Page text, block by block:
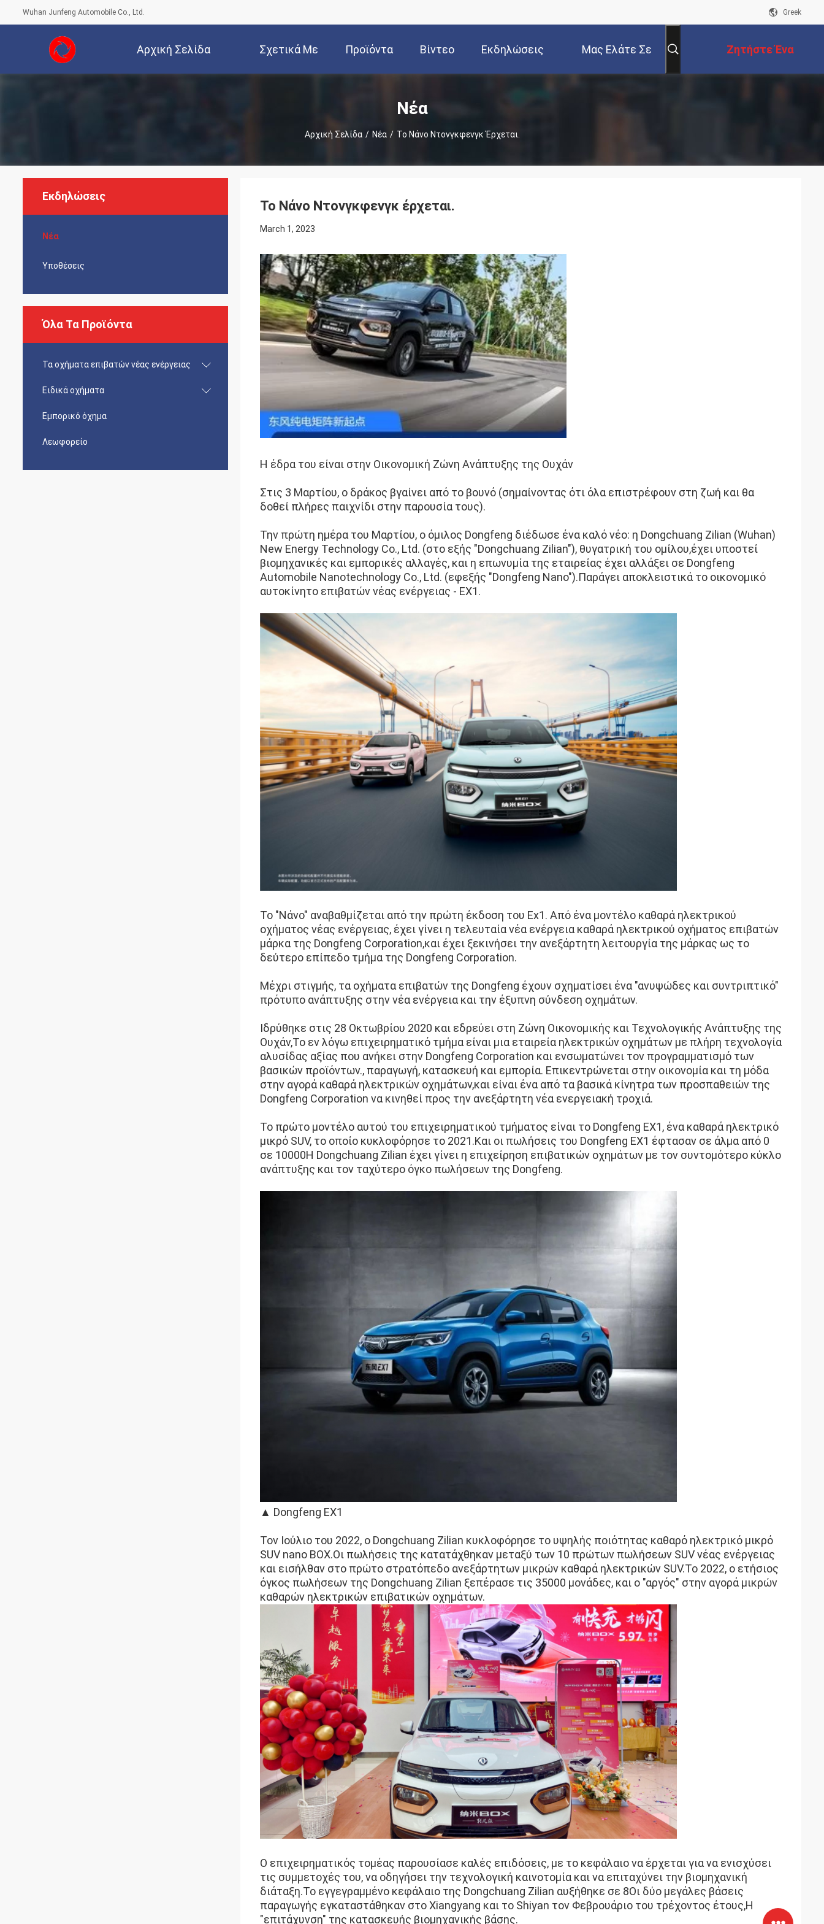
Wuhan Junfeng Automobile Co., Ltd. Greek
Αρχική Σελίδα Σχετικά Με Προϊόντα Βίντεο Εκδηλώσεις Μας Ελάτε Σε Ζητήστε Ένα
Απόσπασμα
Νέα
Αρχική Σελίδα / Νέα / Το Νάνο Ντονγκφενγκ Έρχεται.
Εκδηλώσεις
Νέα
Υποθέσεις
Όλα Τα Προϊόντα
Τα οχήματα επιβατών νέας ενέργειας
Ειδικά οχήματα
Εμπορικό όχημα
Λεωφορείο
Το Νάνο Ντονγκφενγκ έρχεται.
March 1, 2023
Η έδρα του είναι στην Οικονομική Ζώνη Ανάπτυξης της Ουχάν
Στις 3 Μαρτίου, ο δράκος βγαίνει από το βουνό (σημαίνοντας ότι όλα επιστρέφουν στη ζωή και θα
δοθεί πλήρες παιχνίδι στην παρουσία τους).
Την πρώτη ημέρα του Μαρτίου, ο όμιλος Dongfeng διέδωσε ένα καλό νέο: η Dongchuang Zilian (Wuhan)
New Energy Technology Co., Ltd. (στο εξής "Dongchuang Zilian"), θυγατρική του ομίλου,έχει υποστεί
βιομηχανικές και εμπορικές αλλαγές, και η επωνυμία της εταιρείας έχει αλλάξει σε Dongfeng
Automobile Nanotechnology Co., Ltd. (εφεξής "Dongfeng Nano").Παράγει αποκλειστικά το οικονομικό
αυτοκίνητο επιβατών νέας ενέργειας - EX1.
Το "Νάνο" αναβαθμίζεται από την πρώτη έκδοση του Ex1. Από ένα μοντέλο καθαρά ηλεκτρικού
οχήματος νέας ενέργειας, έχει γίνει η τελευταία νέα ενέργεια καθαρά ηλεκτρικού οχήματος επιβατών
μάρκα της Dongfeng Corporation,και έχει ξεκινήσει την ανεξάρτητη λειτουργία της μάρκας ως το
δεύτερο επίπεδο τμήμα της Dongfeng Corporation.
Μέχρι στιγμής, τα οχήματα επιβατών της Dongfeng έχουν σχηματίσει ένα "ανυψώδες και συντριπτικό"
πρότυπο ανάπτυξης στην νέα ενέργεια και την έξυπνη σύνδεση οχημάτων.
Ιδρύθηκε στις 28 Οκτωβρίου 2020 και εδρεύει στη Ζώνη Οικονομικής και Τεχνολογικής Ανάπτυξης της
Ουχάν,Το εν λόγω επιχειρηματικό τμήμα είναι μια εταιρεία ηλεκτρικών οχημάτων με πλήρη τεχνολογία
αλυσίδας αξίας που ανήκει στην Dongfeng Corporation και ενσωματώνει τον προγραμματισμό των
βασικών προϊόντων., παραγωγή, κατασκευή και εμπορία. Επικεντρώνεται στην οικονομία και τη μόδα
στην αγορά καθαρά ηλεκτρικών οχημάτων,και είναι ένα από τα βασικά κίνητρα των προσπαθειών της
Dongfeng Corporation να κινηθεί προς την ανεξάρτητη νέα ενεργειακή τροχιά.
Το πρώτο μοντέλο αυτού του επιχειρηματικού τμήματος είναι το Dongfeng EX1, ένα καθαρά ηλεκτρικό
μικρό SUV, το οποίο κυκλοφόρησε το 2021.Και οι πωλήσεις του Dongfeng EX1 έφτασαν σε άλμα από 0
σε 10000Η Dongchuang Zilian έχει γίνει η επιχείρηση επιβατικών οχημάτων με τον συντομότερο κύκλο
ανάπτυξης και τον ταχύτερο όγκο πωλήσεων της Dongfeng.
▲ Dongfeng EX1
Τον Ιούλιο του 2022, ο Dongchuang Zilian κυκλοφόρησε το υψηλής ποιότητας καθαρό ηλεκτρικό μικρό
SUV nano BOX.Οι πωλήσεις της κατατάχθηκαν μεταξύ των 10 πρώτων πωλήσεων SUV νέας ενέργειας
και εισήλθαν στο πρώτο στρατόπεδο ανεξάρτητων μικρών καθαρά ηλεκτρικών SUV.Το 2022, ο ετήσιος
όγκος πωλήσεων της Dongchuang Zilian ξεπέρασε τις 35000 μονάδες, και ο "αργός" στην αγορά μικρών
καθαρών ηλεκτρικών επιβατικών οχημάτων.
Ο επιχειρηματικός τομέας παρουσίασε καλές επιδόσεις, με το κεφάλαιο να έρχεται για να ενισχύσει
τις συμμετοχές του, να οδηγήσει την τεχνολογική καινοτομία και να επιταχύνει την βιομηχανική
διάταξη.Το εγγεγραμμένο κεφάλαιο της Dongchuang Zilian αυξήθηκε σε 8Οι δύο μεγάλες βάσεις
παραγωγής εγκαταστάθηκαν στο Xiangyang και το Shiyan τον Φεβρουάριο του τρέχοντος έτους,Η
"επιτάχυνση" της κατασκευής βιομηχανικής βάσης.